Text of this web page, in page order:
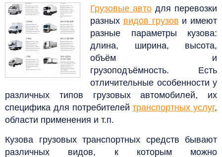
Грузовые авто для перевозки
разных видов грузов и имеют
разные параметры кузова:
длина, ширина, высота,
объём и
грузоподъёмность. Есть
отличительные особенности у
различных типов грузовых автомобилей, их
специфика для потребителейтранспортных услуг,
области применения и т.п.
Кузова грузовых транспортных средств бывают
различных видов, к которым можно